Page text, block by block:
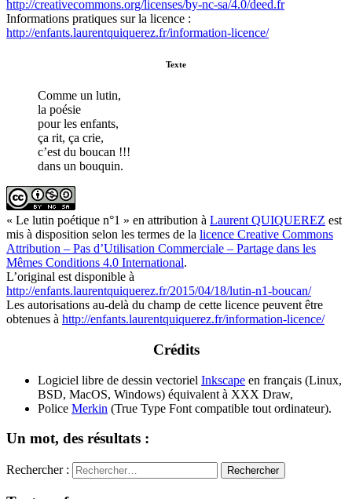
http://creativecommons.org/licenses/by-nc-sa/4.0/deed.fr
Informations pratiques sur la licence :
http://enfants.laurentquiquerez.fr/information-licence/
Texte
Comme un lutin,
la poésie
pour les enfants,
ça rit, ça crie,
c’est du boucan !!!
dans un bouquin.
« Le lutin poétique n°1 » en attribution à Laurent QUIQUEREZ est
mis à disposition selon les termes de la licence Creative Commons
Attribution – Pas d’Utilisation Commerciale – Partage dans les
Mêmes Conditions 4.0 International.
L’original est disponible à
http://enfants.laurentquiquerez.fr/2015/04/18/lutin-n1-boucan/
Les autorisations au-delà du champ de cette licence peuvent être
obtenues à http://enfants.laurentquiquerez.fr/information-licence/
Crédits
Logiciel libre de dessin vectoriel Inkscape en français (Linux,
BSD, MacOS, Windows) équivalent à XXX Draw,
Police Merkin (True Type Font compatible tout ordinateur).
Un mot, des résultats :
Rechercher :